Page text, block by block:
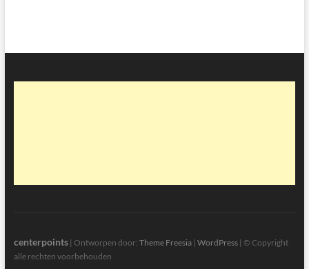
centerpoints| Ontworpen door: Theme Freesia| WordPress| © Copyright
alle rechten voorbehouden